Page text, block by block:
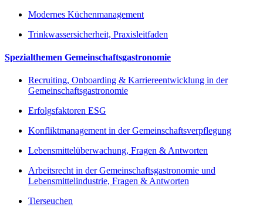
Modernes Küchenmanagement
Trinkwassersicherheit, Praxisleitfaden
Spezialthemen Gemeinschaftsgastronomie
Recruiting, Onboarding & Karriereentwicklung in der
Gemeinschaftsgastronomie
Erfolgsfaktoren ESG
Konfliktmanagement in der Gemeinschaftsverpflegung
Lebensmittelüberwachung, Fragen & Antworten
Arbeitsrecht in der Gemeinschaftsgastronomie und
Lebensmittelindustrie, Fragen & Antworten
Tierseuchen